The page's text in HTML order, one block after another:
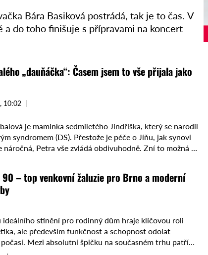
Bára Basiková postrádá, tak je to čas. V
do toho finišuje s přípravami na koncert
„dauňáčka“: Časem jsem to vše přijala jako
10:02
je maminka sedmiletého Jindříška, který se narodil
syndromem (DS). Přestože je péče o Jíňu, jak synovi
náročná, Petra vše zvládá obdivuhodně. Zní to možná …
90 – top venkovní žaluzie pro Brno a moderní
ideálního stínění pro rodinný dům hraje klíčovou roli
ale především funkčnost a schopnost odolat
Mezi absolutní špičku na současném trhu patří
Z ...